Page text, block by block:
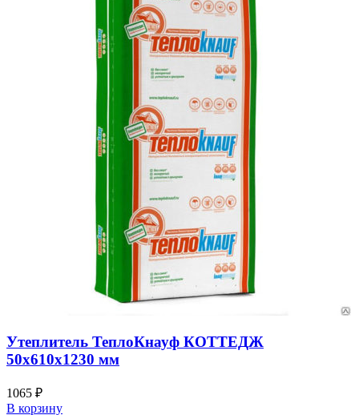
Утеплитель ТеплоКнауф КОТТЕДЖ
50х610х1230 мм
1065 ₽
В корзину